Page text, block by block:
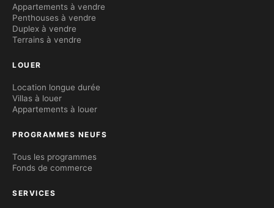
Appartements à vendre
Penthouses à vendre
Duplex à vendre
Terrains à vendre
LOUER
Location longue durée
Villas à louer
Appartements à louer
PROGRAMMES NEUFS
Tous les programmes
Fonds de commerce
SERVICES